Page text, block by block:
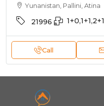
Yunanistan, Pallini, Atina
21996 1+0,1+1,2+1
Call